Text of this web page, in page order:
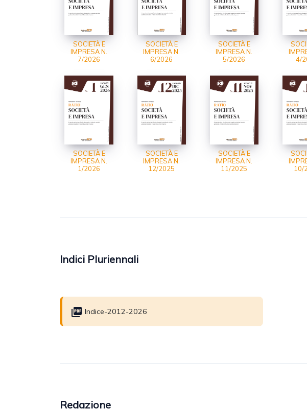
SOCIETÀ E
IMPRESA N.
7/2026
SOCIETÀ E
IMPRESA N.
6/2026
SOCIETÀ E
IMPRESA N.
5/2026
4/
SOCIETÀ E
IMPRESA N.
1/2026
SOCIETÀ E
IMPRESA N.
12/2025
SOCIETÀ E
IMPRESA N.
11/2025
10/
Indici Pluriennali
Indice-2012-2026
Redazione